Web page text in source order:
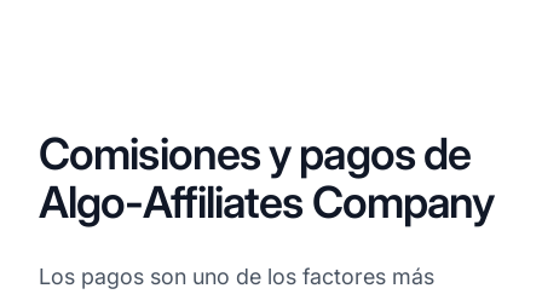
Comisiones y pagos de
Algo-Affiliates Company
Los pagos son uno de los factores más